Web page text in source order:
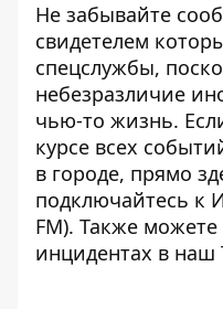
Не забывайте
свидетелем
спецслужбы,
небезразличие
чью-то жизнь.
курсе всех
в городе, прямо
подключайтесь к
FM). Также
инцидентах в наш